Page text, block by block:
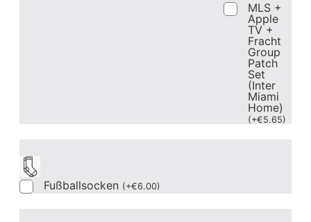
MLS +
Apple
TV +
Fracht
Group
Patch
Set
(Inter
Miami
Home)
(+€5.65)
Fußballsocken (+€6.00)